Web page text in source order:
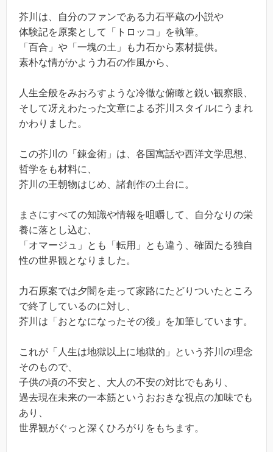
芥川は、自分のファンである力石平蔵の小説や
体験記を原案として「トロッコ」を執筆。
「百合」や「一塊の土」も力石から素材提供。
素朴な情がかよう力石の作風から、
人生全般をみおろすような冷徹な俯瞰と鋭い観察眼、
そして冴えわたった文章による芥川スタイルにうまれ
かわりました。
この芥川の「錬金術」は、各国寓話や西洋文学思想、
哲学をも材料に、
芥川の王朝物はじめ、諸創作の土台に。
まさにすべての知識や情報を咀嚼して、自分なりの栄
養に落とし込む、
「オマージュ」とも「転用」とも違う、確固たる独自
性の世界観となりました。
力石原案では夕闇を走って家路にたどりついたところ
で終了しているのに対し、
芥川は「おとなになったその後」を加筆しています。
これが「人生は地獄以上に地獄的」という芥川の理念
そのもので、
子供の頃の不安と、大人の不安の対比でもあり、
過去現在未来の一本筋というおおきな視点の加味でも
あり、
世界観がぐっと深くひろがりをもちます。